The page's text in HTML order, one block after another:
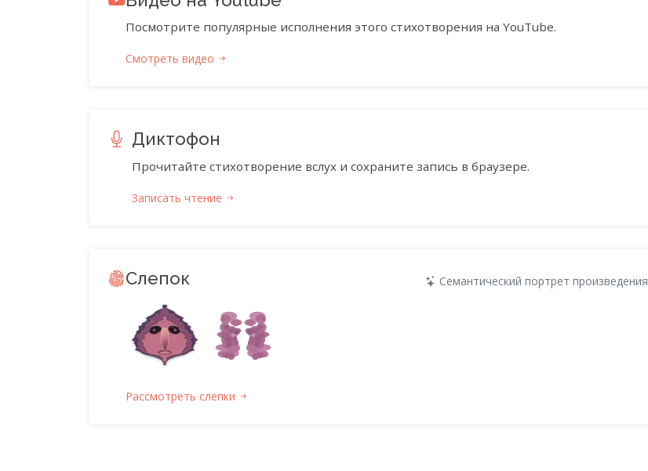
Посмотрите популярные исполнения этого стихотворения на YouTube.
Смотреть видео
Диктофон
Прочитайте стихотворение вслух и сохраните запись в браузере.
Записать чтение
Слепок Семантический портрет произведения
Рассмотреть слепки